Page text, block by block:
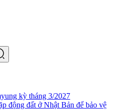
kỳ tháng 3/2027
động đất ở Nhật Bản để bảo vệ